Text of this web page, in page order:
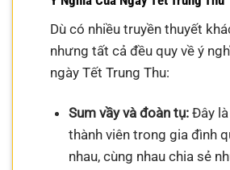
Dù có nhiều truyền thuyết
nhưng tất cả đều quy về ý
ngày Tết Trung Thu:
Sum vầy và đoàn tụ:Đây là
thành viên trong gia đình
nhau, cùng nhau chia sẻ